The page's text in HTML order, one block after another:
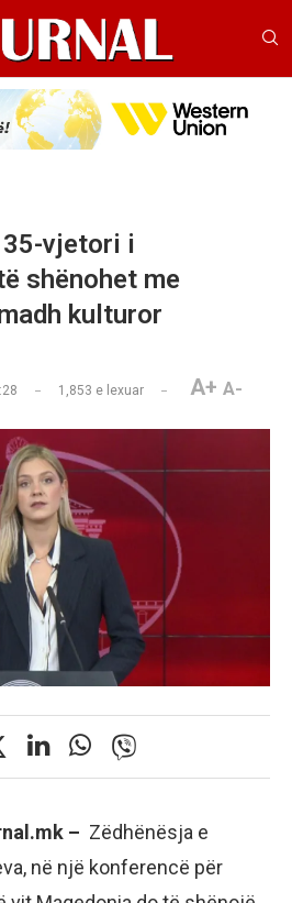
vjetori i
shënohet me
kulturor
1,853 e lexuar A+ A-
– Zëdhënësja e
në një konferencë për